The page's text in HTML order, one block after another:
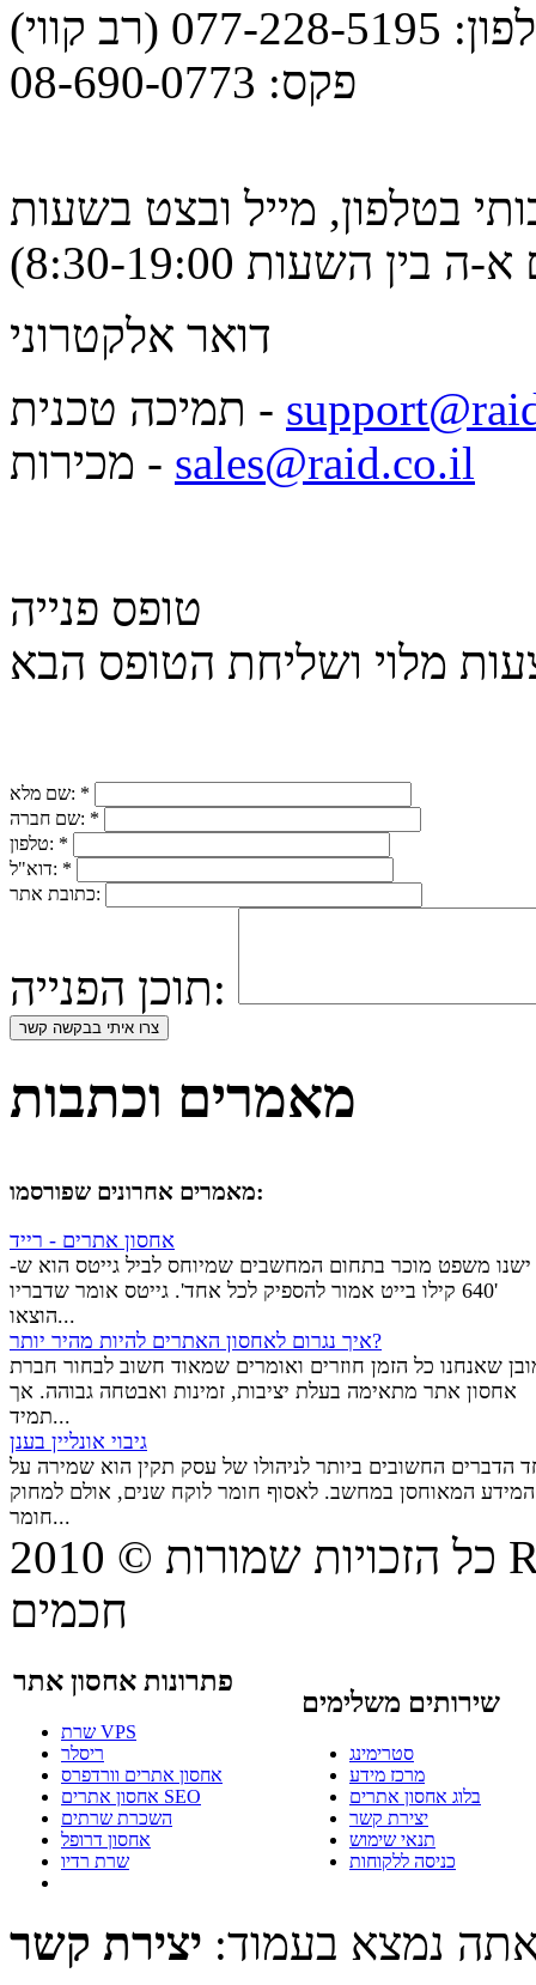
228-5195 (רב קווי)
פקס: 08-690-0773
בטלפון, מייל ובצט בשעות
השעות 8:30-19:00)
דואר אלקטרוני
תמיכה טכנית -
מכירות - sales@raid.co.il
טופס פנייה
שם מלא: *
שם חברה: *
טלפון: *
דוא"ל: *
כתובת אתר:
תוכן הפנייה:
מאמרים וכתבות
מאמרים אחרונים שפורסמו:
אחסון אתרים - רייד
ישנו משפט מוכר בתחום המחשבים שמיוחס לביל גייטס הוא ש-
'640 קילו בייט אמור להספיק לכל אחד'. גייטס אומר שדבריו
הוצאו...
איך נגרום לאחסון האתרים להיות מהיר יותר?
שאנחנו כל הזמן חוזרים ואומרים שמאוד חשוב לבחור חברת
אחסון אתר מתאימה בעלת יציבות, זמינות ואבטחה גבוהה. אך
תמיד...
גיבוי אונליין בענן
הדברים החשובים ביותר לניהולו של עסק תקין הוא שמירה על
המידע המאוחסן במחשב. לאסוף חומר לוקח שנים, אולם למחוק
חומר...
כל הזכויות שמורות ©
חכמים
פתרונות אחסון אתר
שרת VPS
ריסלר
אחסון אתרים וורדפרס
אחסון אתרים SEO
השכרת שרתים
אחסון דרופל
שרת רדיו
שירותים משלימים
סטרימינג
מרכז מידע
בלוג אחסון אתרים
יצירת קשר
תנאי שימוש
כניסה ללקוחות
נמצא בעמוד: יצירת קשר